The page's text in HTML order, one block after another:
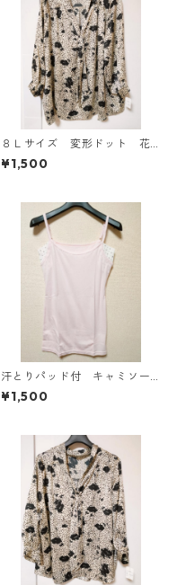
８Ｌサイズ 変形ドット 花
柄 ボウタイブラウス オフ
ホワイト KAE-4767
¥1,500
汗とりパッド付 キャミソー
ル Ｌ ライトピンク KAE-
4789
¥1,500